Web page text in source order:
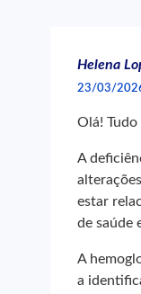
Helena
23/03/
Olá! Tudo
A
estar
de saúde
A
a